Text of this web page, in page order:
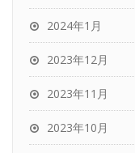
2024年1月
2023年12月
2023年11月
2023年10月